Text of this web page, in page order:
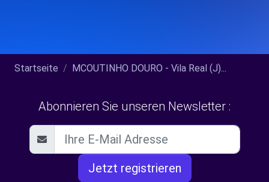
Startseite MCOUTINHO DOURO - Vila Real (J)...
Abonnieren Sie unseren Newsletter :
Jetzt registrieren